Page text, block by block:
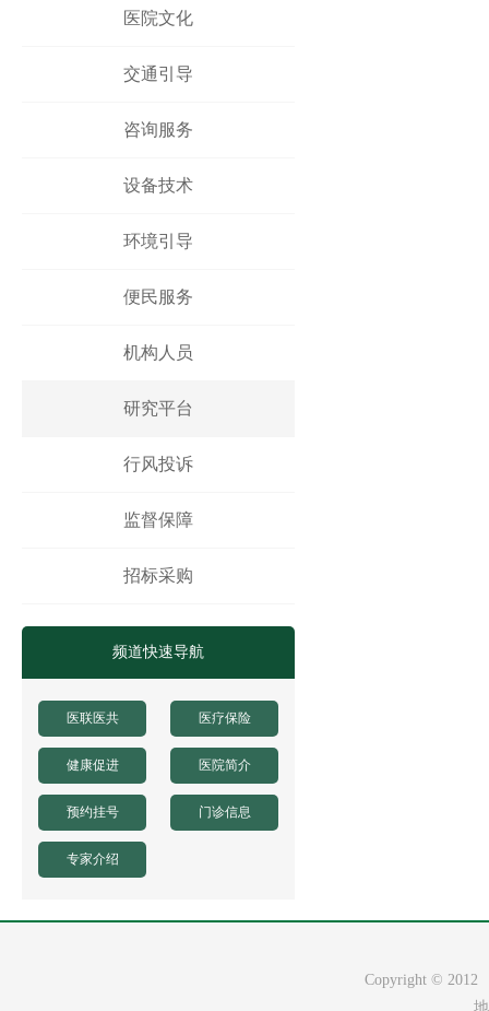
医院文化
交通引导
咨询服务
设备技术
环境引导
便民服务
机构人员
研究平台
行风投诉
监督保障
招标采购
频道快速导航
医联医共 医疗保险
健康促进 医院简介
预约挂号 门诊信息
专家介绍
Copyright ©